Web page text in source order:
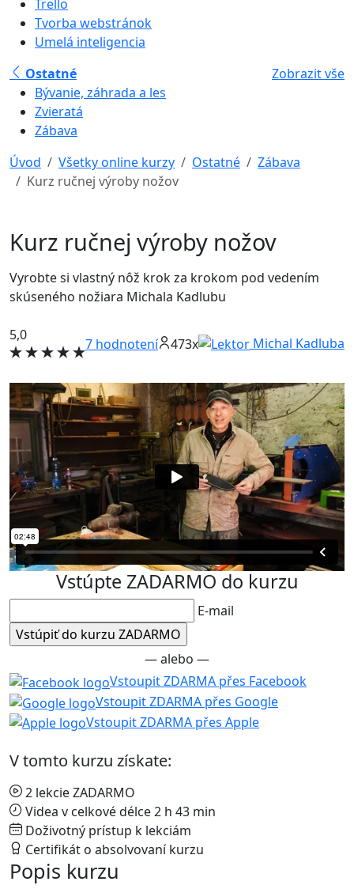
Trello
Tvorba webstránok
Umelá inteligencia
Ostatné
Zobrazit vše
Bývanie, záhrada a les
Zvieratá
Zábava
Úvod
Všetky online kurzy Ostatné
Zábava
Kurz ručnej výroby nožov
Kurz ručnej výroby nožov
Vyrobte si vlastný nôž krok za krokom pod vedením
skúseného nožiara Michala Kadlubu
5,0
7 hodnotení 473x Michal Kadluba
Vstúpte ZADARMO do kurzu
E-mail
— alebo —
Vstoupit ZDARMA přes Facebook
Vstoupit ZDARMA přes Google
Vstoupit ZDARMA přes Apple
V tomto kurzu získate:
2 lekcie ZADARMO
Videa v celkové délce 2 h 43 min
Doživotný prístup k lekciám
Certifikát o absolvovaní kurzu
Popis kurzu